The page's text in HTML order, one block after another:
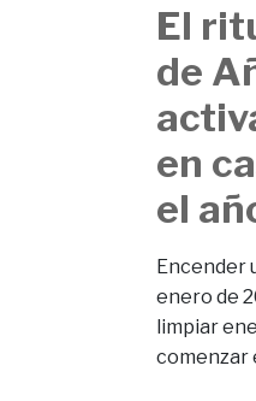
El
de
en
el
Encender
enero de
limpiar
comenzar